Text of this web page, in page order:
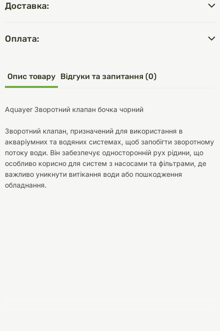
Доставка:
Оплата:
Опис товару Відгуки та запитання (0)
Aquayer Зворотний клапан бочка чорний
Зворотний клапан, призначений для використання в
акваріумних та водяних системах, щоб запобігти зворотному
потоку води. Він забезпечує односторонній рух рідини, що
особливо корисно для систем з насосами та фільтрами, де
важливо уникнути витікання води або пошкодження
обладнання.